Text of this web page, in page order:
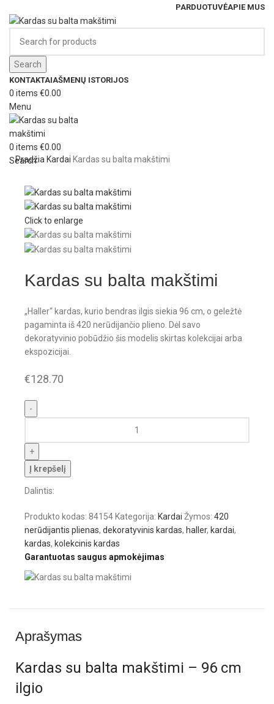
PARDUOTUVĖAPIE MUS
Search
KONTAKTAIAŠMENŲ ISTORIJOS
0 items €0.00
Menu
0 items €0.00
Search
Pradžia Kardai Kardas su balta makštimi
Click to enlarge
Kardas su balta makštimi
„Haller“ kardas, kurio bendras ilgis siekia 96 cm, o geležtė
pagaminta iš 420 nerūdijančio plieno. Dėl savo
dekoratyvinio pobūdžio šis modelis skirtas kolekcijai arba
ekspozicijai.
€128.70
Į krepšelį
Dalintis:
Produkto kodas: 84154 Kategorija: Kardai Žymos: 420
nerūdijantis plienas, dekoratyvinis kardas, haller, kardai,
kardas, kolekcinis kardas
Garantuotas saugus apmokėjimas
Aprašymas
Kardas su balta makštimi – 96 cm
ilgio